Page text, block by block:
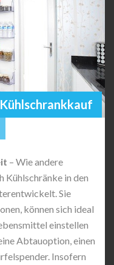
– Wie andere
Kühlschränke in den
Sie
können sich ideal
einstellen
Abtauoption, einen
Insofern